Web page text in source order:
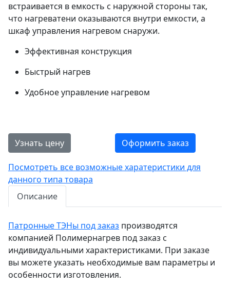
встраивается в емкость с наружной стороны так,
что нагреватени оказываются внутри емкости, а
шкаф управления нагревом снаружи.
Эффективная конструкция
Быстрый нагрев
Удобное управление нагревом
Узнать цену Оформить заказ
Посмотреть все возможные харатеристики для
данного типа товара
Описание
Патронные ТЭНы под заказ производятся
компанией Полимернагрев под заказ с
индивидуальными характеристиками. При заказе
вы можете указать необходимые вам параметры и
особенности изготовления.